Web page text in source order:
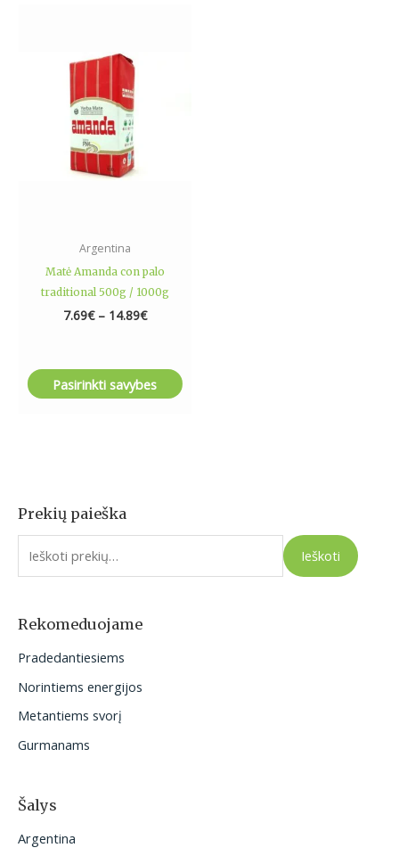
Prekių paieška
I
e
o
:
Ieškoti
Rekomeduojame
Pradedantiesiems
Norintiems energijos
Metantiems svorį
Gurmanams
Šalys
Argentina
Argentina
Matė Amanda con palo
traditional 500g / 1000g
7.69€ – 14.89€
Pasirinkti savybes
has
variants.
The
options
may
be
page